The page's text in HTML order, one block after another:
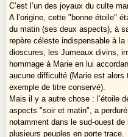
C’est l’un des joyaux du culte
A l’origine, cette "bonne étoile"
du matin (ses deux aspects), à
repère céleste indispensable à
dioscures, les Jumeaux divins,
hommage à Marie en lui
aucune difficulté (Marie est alors
exemple de titre conservé).
Mais il y a autre chose : l’étoile
aspects "soir et matin", a
notamment dans le sud-ouest
plusieurs peuples en porte trace.